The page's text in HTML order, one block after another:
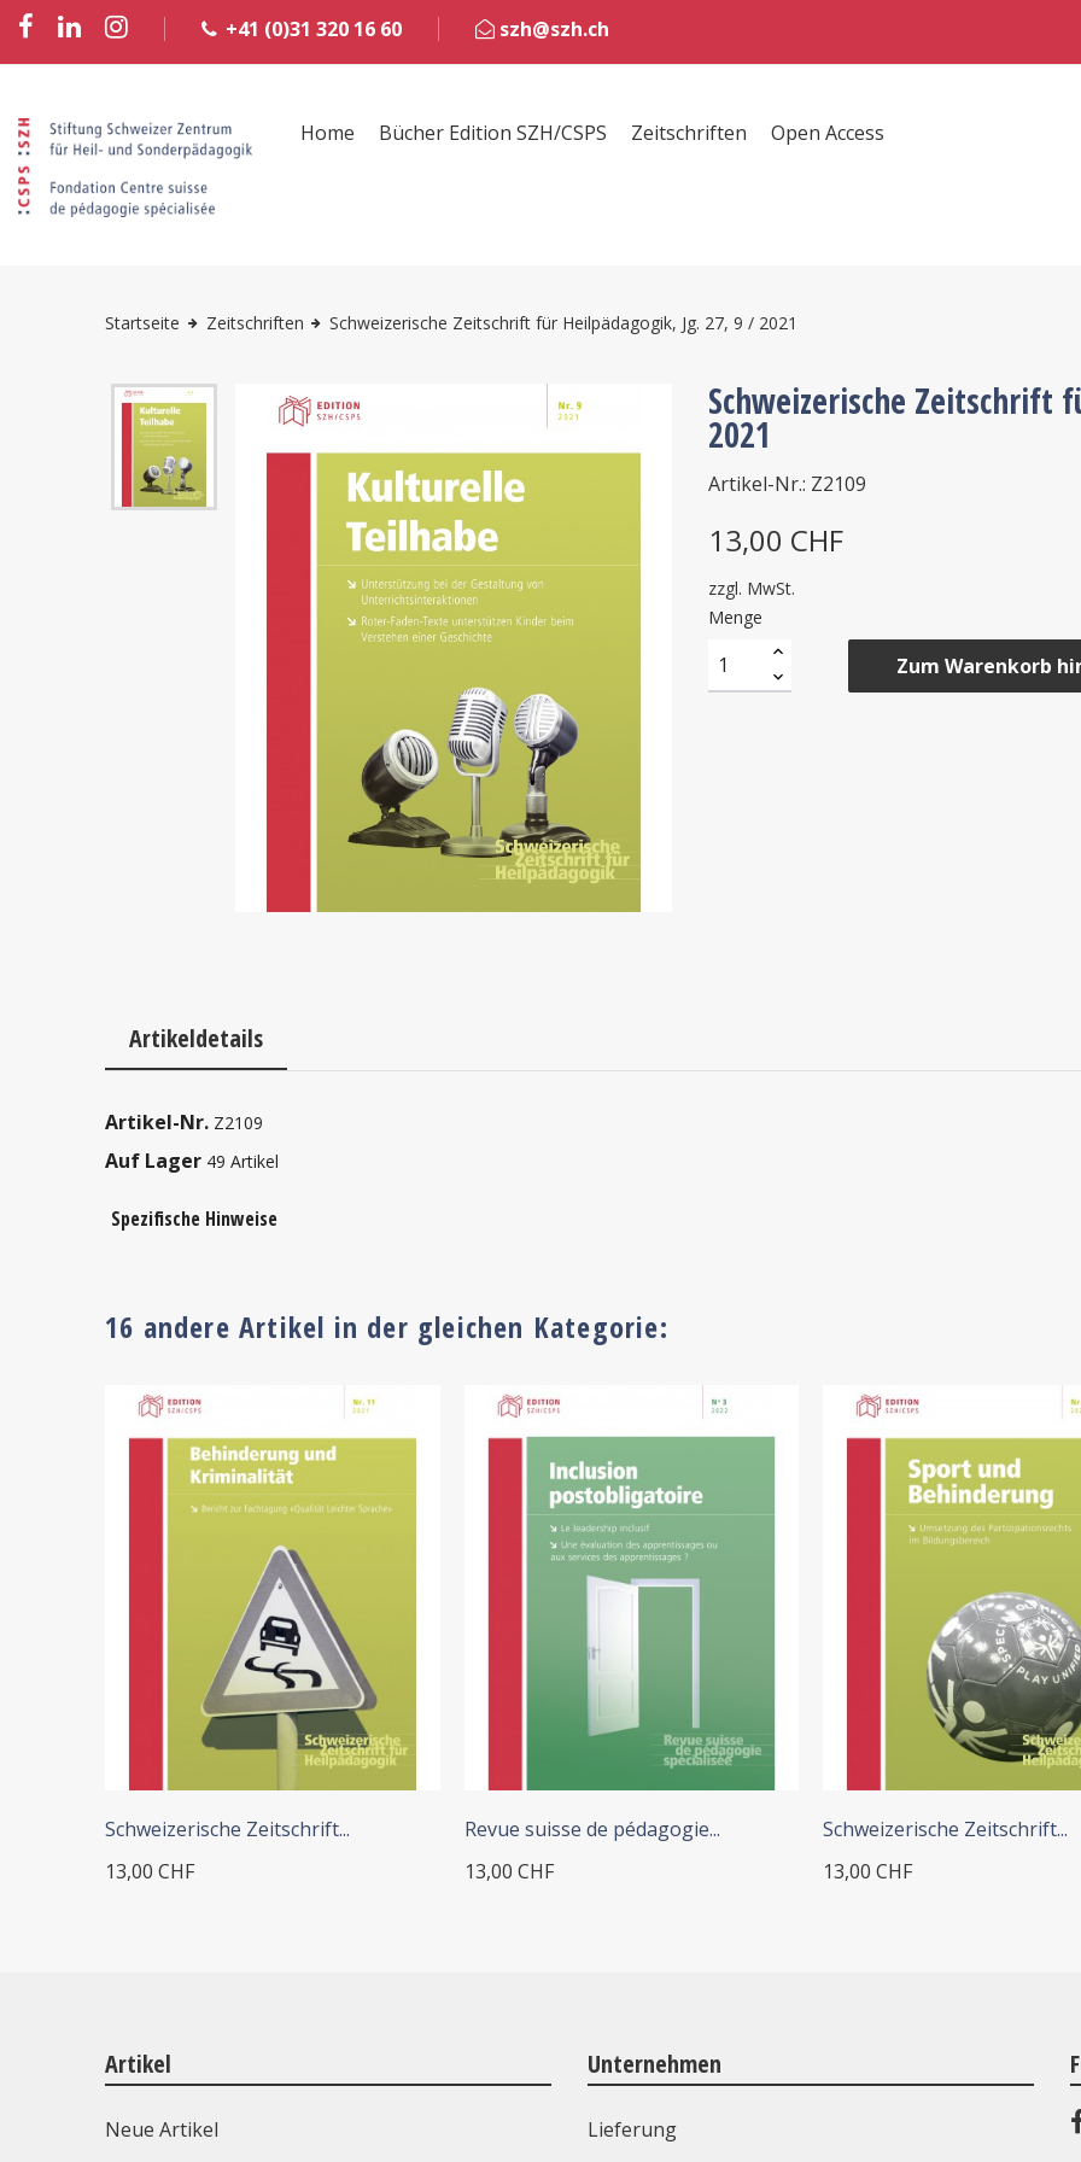
+41 (0)31 320 16 60 szh@szh.ch
Home Bücher Edition SZH/CSPS Zeitschriften Open Access
Startseite Zeitschriften Schweizerische Zeitschrift für Heilpädagogik, Jg. 27, 9 / 2021
Schweizerische Zeitschrift
2021
Artikel-Nr.: Z2109
13,00 CHF
zzgl. MwSt.
Menge
Zum Warenkorb
Artikeldetails
Artikel-Nr. Z2109
Auf Lager 49 Artikel
Spezifische Hinweise
16 andere Artikel in der gleichen Kategorie:
Schweizerische Zeitschrift...
13,00 CHF
Revue suisse de pédagogie...
13,00 CHF
+ IN DEN WARENKORB
Schweizerische Zeitschrift...
13,00 CHF
Artikel
Neue Artikel
Unternehmen
Lieferung